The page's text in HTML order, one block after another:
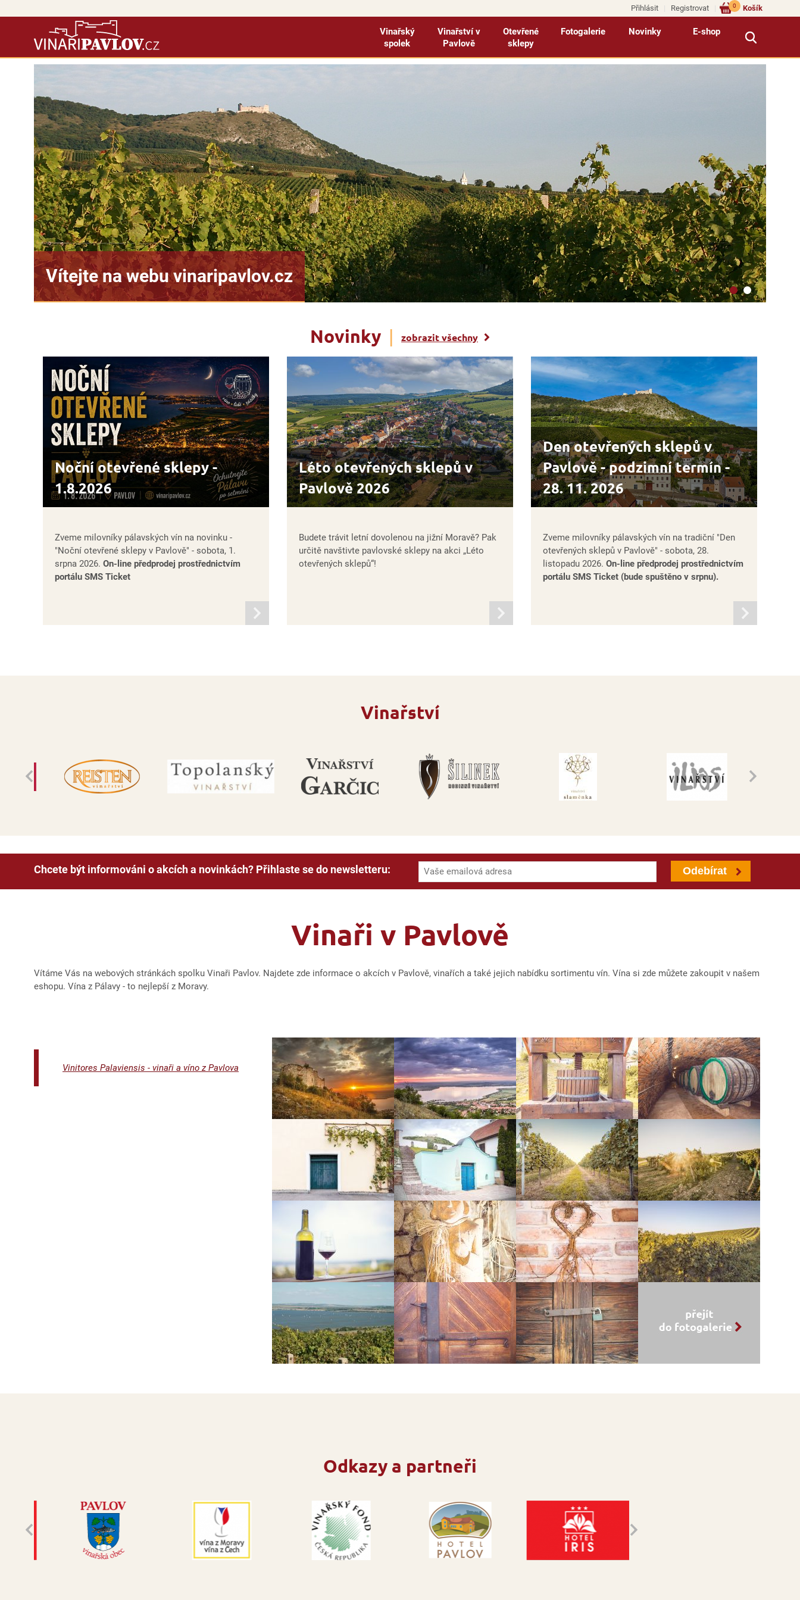
Přihlásit Registrovat Košík
0
Vinařský
spolek
Vinařství v
Pavlově
Otevřené
sklepy
Fotogalerie Novinky E-shop
Vína našich vinařů si objednejte na e-
shopu >>
Novinky | zobrazit všechny
Noční otevřené sklepy -
1.8.2026
Zveme milovníky pálavských vín na novinku -
"Noční otevřené sklepy v Pavlově" - sobota, 1.
srpna 2026. On-line předprodej prostřednictvím
portálu SMS Ticket
Léto otevřených sklepů v
Pavlově 2026
Budete trávit letní dovolenou na jižní Moravě? Pak
určitě navštivte pavlovské sklepy na akci „Léto
otevřených sklepů“!
Den otevřených sklepů v
Pavlově - podzimní termín -
28. 11. 2026
Zveme milovníky pálavských vín na tradiční "Den
otevřených sklepů v Pavlově" - sobota, 28.
listopadu 2026. On-line předprodej prostřednictvím
portálu SMS Ticket (bude spuštěno v srpnu).
Vinařství
Chcete být informováni o akcích a novinkách? Přihlaste se do newsletteru: Odebírat
Vinaři v Pavlově
Vítáme Vás na webových stránkách spolku Vinaři Pavlov. Najdete zde informace o akcích v Pavlově, vinařích a také jejich nabídku sortimentu vín. Vína si zde můžete zakoupit v našem
eshopu. Vína z Pálavy - to nejlepší z Moravy.
Vinitores Palaviensis - vinaři a víno z Pavlova
Odkazy a partneři